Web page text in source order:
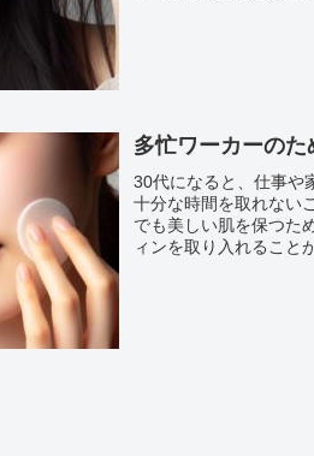
多忙ワーカーの
30代になると、仕事や
十分な時間を取れない
でも美しい肌を保つた
ィンを取り入れること